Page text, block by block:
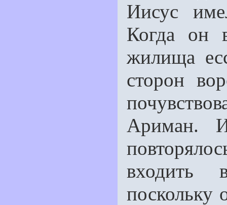
Иисус
Когда он
жилища
сторон
Ариман.
входить
поскольку